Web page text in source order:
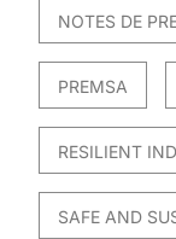
NOTES DE
PREMSA
RESILIENT
SAFE AND